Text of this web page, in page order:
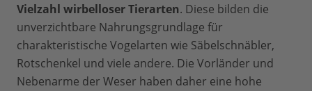
Vielzahl wirbelloser Tierarten. Diese bilden die
unverzichtbare Nahrungsgrundlage für
charakteristische Vogelarten wie Säbelschnäbler,
Rotschenkel und viele andere. Die Vorländer und
Nebenarme der Weser haben daher eine hohe